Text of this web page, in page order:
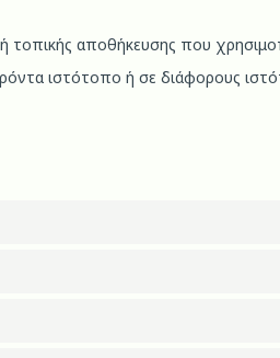
αποθήκευσης που
ιστότοπο ή σε διάφορους